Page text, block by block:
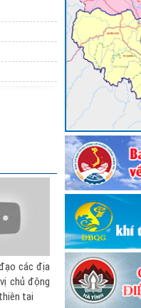
chống
dẫn an